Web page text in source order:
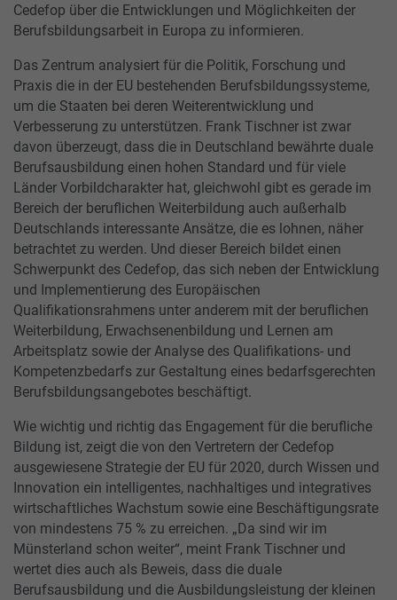
Cedefop über die Entwicklungen und Möglichkeiten der
Berufsbildungsarbeit in Europa zu informieren.
Das Zentrum analysiert für die Politik, Forschung und
Praxis die in der EU bestehenden Berufsbildungssysteme,
um die Staaten bei deren Weiterentwicklung und
Verbesserung zu unterstützen. Frank Tischner ist zwar
davon überzeugt, dass die in Deutschland bewährte duale
Berufsausbildung einen hohen Standard und für viele
Länder Vorbildcharakter hat, gleichwohl gibt es gerade im
Bereich der beruflichen Weiterbildung auch außerhalb
Deutschlands interessante Ansätze, die es lohnen, näher
betrachtet zu werden. Und dieser Bereich bildet einen
Schwerpunkt des Cedefop, das sich neben der Entwicklung
und Implementierung des Europäischen
Qualifikationsrahmens unter anderem mit der beruflichen
Weiterbildung, Erwachsenenbildung und Lernen am
Arbeitsplatz sowie der Analyse des Qualifikations- und
Kompetenzbedarfs zur Gestaltung eines bedarfsgerechten
Berufsbildungsangebotes beschäftigt.
Wie wichtig und richtig das Engagement für die berufliche
Bildung ist, zeigt die von den Vertretern der Cedefop
ausgewiesene Strategie der EU für 2020, durch Wissen und
Innovation ein intelligentes, nachhaltiges und integratives
wirtschaftliches Wachstum sowie eine Beschäftigungsrate
von mindestens 75 % zu erreichen. „Da sind wir im
Münsterland schon weiter“, meint Frank Tischner und
wertet dies auch als Beweis, dass die duale
Berufsausbildung und die Ausbildungsleistung der kleinen